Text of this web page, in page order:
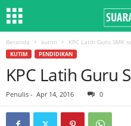
Beranda kutim KPC Latih Guru SMK
KUTIM PENDIDIKAN
KPC Latih Guru
Penulis - Apr 14, 2016 0